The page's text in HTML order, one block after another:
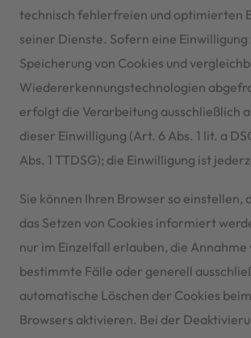
technisch fehlerfreien und optimierten
seiner Dienste. Sofern eine Einwilligung
Speicherung von Cookies und
Wiedererkennungstechnologien
erfolgt die Verarbeitung ausschließlich
dieser Einwilligung (Art. 6 Abs. 1 lit. a
Abs. 1 TTDSG); die Einwilligung ist
Sie können Ihren Browser so einstellen,
das Setzen von Cookies informiert
nur im Einzelfall erlauben, die Annahme
bestimmte Fälle oder generell
automatische Löschen der Cookies
Browsers aktivieren. Bei der